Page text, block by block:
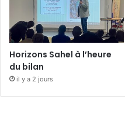
Horizons Sahel à l’heure
du bilan
il y a 2 jours